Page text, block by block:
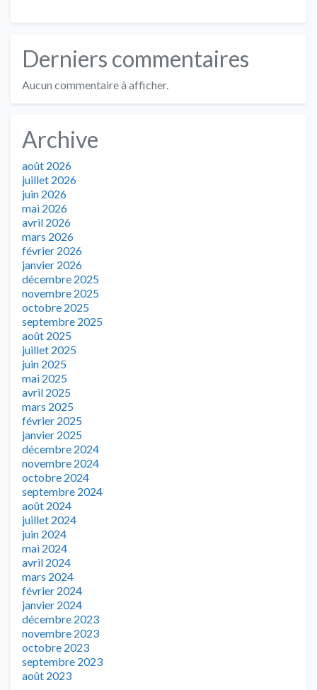
Derniers commentaires
Aucun commentaire à afficher.
Archive
août 2026
juillet 2026
juin 2026
mai 2026
avril 2026
mars 2026
février 2026
janvier 2026
décembre 2025
novembre 2025
octobre 2025
septembre 2025
août 2025
juillet 2025
juin 2025
mai 2025
avril 2025
mars 2025
février 2025
janvier 2025
décembre 2024
novembre 2024
octobre 2024
septembre 2024
août 2024
juillet 2024
juin 2024
mai 2024
avril 2024
mars 2024
février 2024
janvier 2024
décembre 2023
novembre 2023
octobre 2023
septembre 2023
août 2023